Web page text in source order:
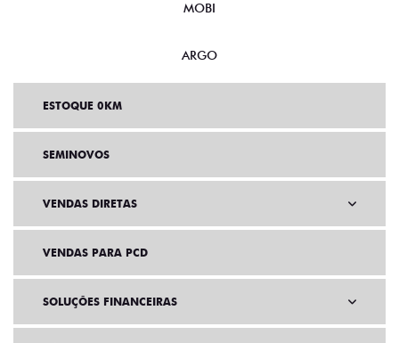
MOBI
ARGO
ESTOQUE 0KM
SEMINOVOS
VENDAS DIRETAS
VENDAS PARA PCD
SOLUÇÕES FINANCEIRAS